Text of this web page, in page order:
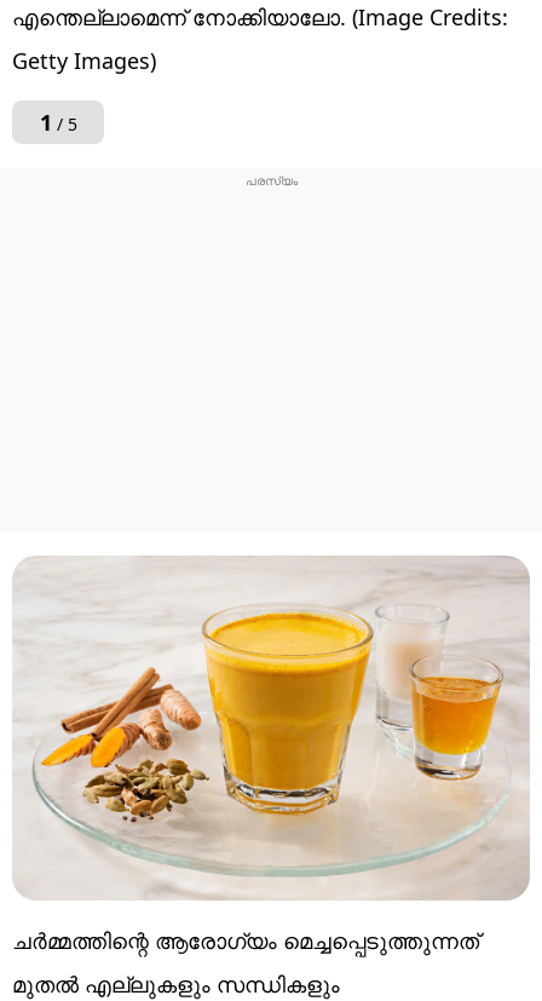
എന്തെല്ലാമെന്ന് നോക്കിയാലോ. (Image Credits:
Getty Images)
1 / 5
ചർമ്മത്തിന്റെ ആരോഗ്യം മെച്ചപ്പെടുത്തുന്നത്
മുതൽ എല്ലുകളും സന്ധികളും